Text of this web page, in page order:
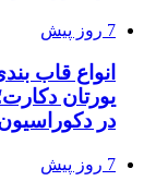
7 روز پیش
انواع قاب
یورتان
در
7 روز پیش